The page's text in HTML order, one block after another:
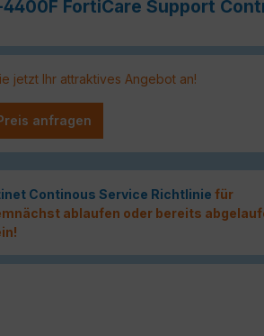
FortiCare Support
jetzt Ihr attraktives Angebot an!
anfragen
Continous Service Richtlinie für
ablaufen oder bereits